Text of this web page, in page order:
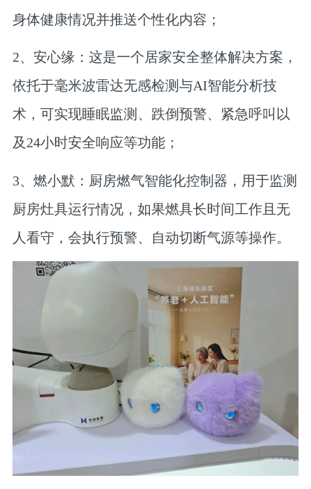
身体健康情况并推送个性化内容；
2、安心缘：这是一个居家安全整体解决方案，
依托于毫米波雷达无感检测与AI智能分析技
术，可实现睡眠监测、跌倒预警、紧急呼叫以
及24小时安全响应等功能；
3、燃小默：厨房燃气智能化控制器，用于监测
厨房灶具运行情况，如果燃具长时间工作且无
人看守，会执行预警、自动切断气源等操作。